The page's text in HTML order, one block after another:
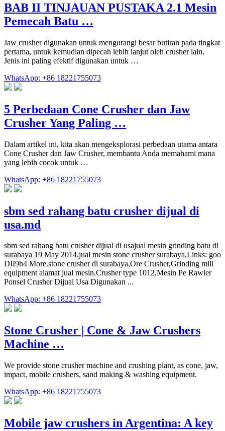
BAB II TINJAUAN PUSTAKA 2.1 Mesin
Pemecah Batu …
Jaw crusher digunakan untuk mengurangi besar butiran pada tingkat
pertama, untuk kemudian dipecah lebih lanjut oleh crusher lain.
Jenis ini paling efektif digunakan untuk …
WhatsApp: +86 18221755073
5 Perbedaan Cone Crusher dan Jaw
Crusher Yang Paling …
Dalam artikel ini, kita akan mengeksplorasi perbedaan utama antara
Cone Crusher dan Jaw Crusher, membantu Anda memahami mana
yang lebih cocok untuk …
WhatsApp: +86 18221755073
sbm sed rahang batu crusher dijual di
usa.md
sbm sed rahang batu crusher dijual di usajual mesin grinding batu di
surabaya 19 May 2014.jual mesin stone crusher surabaya,Links: goo
DII9h4 More.stone crusher di surabaya,Ore Crusher,Grinding mill
equipment alamat jual mesin.Crusher type 1012,Mesin Pe Rawler
Ponsel Crusher Dijual Usa Digunakan ...
WhatsApp: +86 18221755073
Stone Crusher | Cone & Jaw Crushers
Machine …
We provide stone crusher machine and crushing plant, as cone, jaw,
impact, mobile crushers, sand making & washing equipment.
WhatsApp: +86 18221755073
Mobile jaw crushers in Argentina: A key